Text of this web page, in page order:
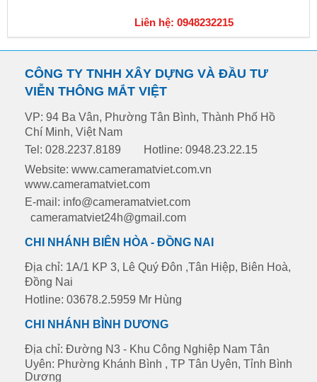
Liên hệ: 0948232215
CÔNG TY TNHH XÂY DỰNG VÀ ĐẦU TƯ
VIỄN THÔNG MẮT VIỆT
VP: 94 Ba Vân, Phường Tân Bình, Thành Phố Hồ
Chí Minh, Việt Nam
Tel: 028.2237.8189
Hotline: 0948.23.22.15
Website: www.cameramatviet.com.vn
www.cameramatviet.com
E-mail: info@cameramatviet.com
cameramatviet24h@gmail.com
CHI NHÁNH BIÊN HÒA - ĐỒNG NAI
Địa chỉ: 1A/1 KP 3, Lê Quý Đôn ,Tân Hiệp, Biên Hoà,
Đồng Nai
Hotline: 03678.2.5959 Mr Hùng
CHI NHÁNH BÌNH DƯƠNG
Địa chỉ: Đường N3 - Khu Công Nghiệp Nam Tân
Uyên: Phường Khánh Bình , TP Tân Uyên, Tỉnh Bình
Dương